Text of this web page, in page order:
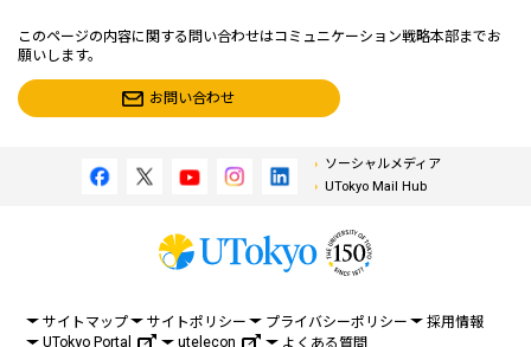
このページの内容に関する問い合わせはコミュニケーション戦略本部までお
願いします。
お問い合わせ
ソーシャルメディア
UTokyo Mail Hub
サイトマップ サイトポリシー プライバシーポリシー
採用情報
UTokyo Portal
utelecon よくある質問